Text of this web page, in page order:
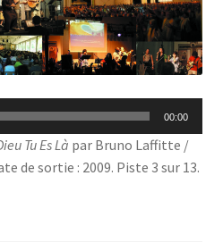
00:00
Tu Es Là par Bruno Laffitte /
de sortie : 2009. Piste 3 sur 13.